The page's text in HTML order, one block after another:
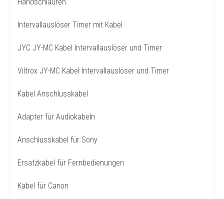
Intervallauslöser Timer mit Kabel
JYC JY-MC Kabel Intervallauslöser und Timer
Viltrox JY-MC Kabel Intervallauslöser und Timer
Kabel Anschlusskabel
Adapter für Audiokabeln
Anschlusskabel für Sony
Ersatzkabel für Fernbedienungen
Kabel für Canon